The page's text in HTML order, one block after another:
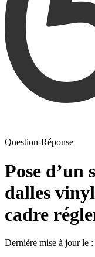
Question-Réponse
Pose d’un
dalles
cadre
Dernière mise à jour le :